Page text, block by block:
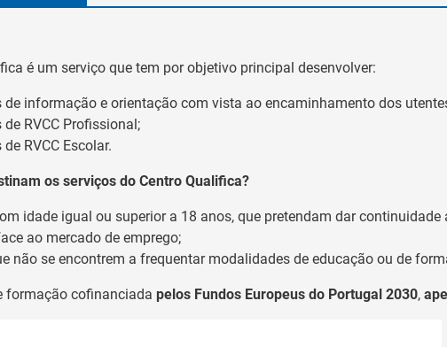
é um serviço que tem por objetivo principal desenvolver:
de informação e orientação com vista ao encaminhamento dos
de RVCC Profissional;
RVCC Escolar.
os serviços do Centro Qualifica?
idade igual ou superior a 18 anos, que pretendam dar
ao mercado de emprego;
não se encontrem a frequentar modalidades de educação ou de
formação cofinanciada pelos Fundos Europeus do Portugal 2030,